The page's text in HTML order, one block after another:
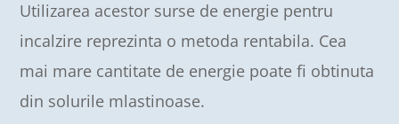
Utilizarea acestor surse de energie pentru
incalzire reprezinta o metoda rentabila. Cea
mai mare cantitate de energie poate fi obtinuta
din solurile mlastinoase.